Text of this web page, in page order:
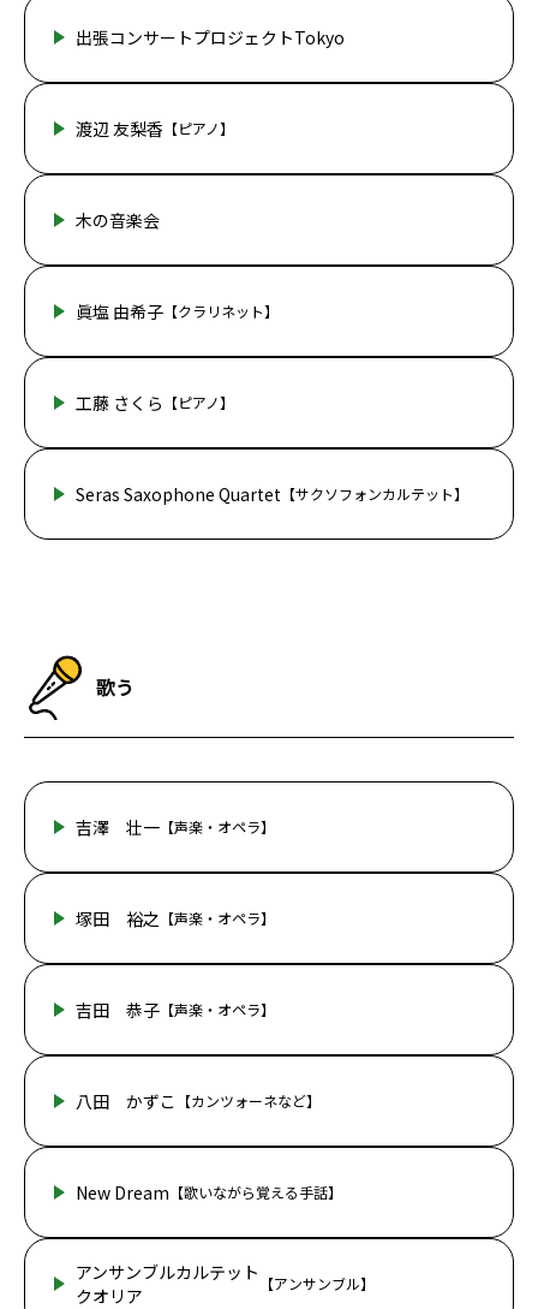
出張コンサートプロジェクトTokyo
渡辺 友梨香 【ピアノ】
木の音楽会
眞塩 由希子 【クラリネット】
工藤 さくら 【ピアノ】
Seras Saxophone Quartet 【サクソフォンカルテット】
歌う
吉澤 壮一 【声楽・オペラ】
塚田 裕之 【声楽・オペラ】
吉田 恭子 【声楽・オペラ】
八田 かずこ 【カンツォーネなど】
New Dream 【歌いながら覚える手話】
アンサンブルカルテット
クオリア
【アンサンブル】